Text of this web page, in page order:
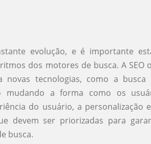
evolução, e é importante
dos motores de busca. A SEO
novas tecnologias, como a
mudando a forma como os
do usuário, a personalização
devem ser priorizadas para
busca.